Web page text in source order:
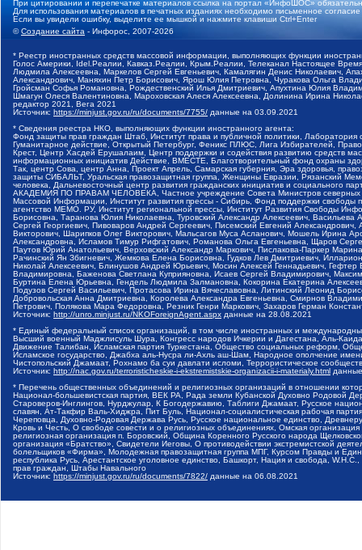
При цитировании и перепечатке материалов ссылка на портал «ИнфоШОС»
Для использования материалов в печатных изданиях необходимо письменное
Если вы увидели ошибку, выделите ее мышкой и нажмите клавиши Ctrl+Enter
©Создание сайта - Инфорос, 2007-2026
* Реестр иностранных средств массовой информации, выполняющих функции
Голос Америки, Idel.Реалии, Кавказ.Реалии, Крым.Реалии, Телеканал Настоящее
Людмила Алексеевна, Маркелов Сергей Евгеньевич, Камалягин Денис Николаевич,
Александрович, Маняхин Петр Борисович, Ярош Юлия Петровна, Чуракова Ольга
Гройсман Софья Романовна, Рождественский Илья Дмитриевич, Апухтина Юлия
Шмагун Олеся Валентиновна, Мароховская Алеся Алексеевна, Долинина Ирина
редактор 2021, Вега 2021
Источник: https://minjust.gov.ru/ru/documents/7755/ данные на 03.09.2021
* Сведения реестра НКО, выполняющих функции иностранного агента:
Фонд защиты прав граждан Штаб, Институт права и публичной политики,
Гуманитарное действие, Открытый Петербург, Феникс ПЛЮС, Лига Избирателей,
Крест, Центр Хасдей Ерушалаим, Центр поддержки и содействия развитию средств
информационных инициатив Действие, ВМЕСТЕ, Благотворительный фонд охраны
Так, центр Сова, центр Анна, Проект Апрель, Самарская губерния, Эра здоровья,
защиты СИБАЛЬТ, Уральская правозащитная группа, Женщины Евразии, Рязанский
человека, Дальневосточный центр развития гражданских инициатив и социального
АКАДЕМИЯ ПО ПРАВАМ ЧЕЛОВЕКА, Частное учреждение Совета Министров северных
Массовой Информации, Институт развития прессы - Сибирь, Фонд поддержки
агентство МЕМО. РУ, Институт региональной прессы, Институт Развития Свободы
Борисовна, Таранова Юлия Николаевна, Туровский Александр Алексеевич,
Сергей Георгиевич, Пивоваров Андрей Сергеевич, Писемский Евгений
Викторович, Шарипков Олег Викторович, Мальсагов Муса Асланович, Мошель Ирина
Александровна, Исламов Тимур Рифгатович, Романова Ольга Евгеньевна, Щаров
Паутов Юрий Анатольевич, Верховский Александр Маркович, Пислакова-Паркер
Рачинский Ян Збигневич, Жемкова Елена Борисовна, Гудков Лев Дмитриевич,
Николай Алексеевич, Блинушов Андрей Юрьевич, Мосин Алексей Геннадьевич,
Владимировна, Баженова Светлана Куприяновна, Исаев Сергей Владимирович,
Буртина Елена Юрьевна, Гендель Людмила Залмановна, Кокорина Екатерина
Подузов Сергей Васильевич, Протасова Ирина Вячеславовна, Литинский Леонид
Добровольская Анна Дмитриевна, Королева Александра Евгеньевна, Смирнов
Петрович, Полякова Мара Федоровна, Резник Генри Маркович, Захаров Герман
Источник: http://unro.minjust.ru/NKOForeignAgent.aspx данные на 28.08.2021
* Единый федеральный список организаций, в том числе иностранных и
Высший военный Маджлисуль Шура, Конгресс народов Ичкерии и Дагестана, Аль-
Движение Талибан, Исламская партия Туркестана, Общество социальных реформ,
Исламское государство, Джабха аль-Нусра ли-Ахль аш-Шам, Народное ополчение
Чистопольский Джамаат, Рохнамо ба суи давлати исломи, Террористическое
Источник: http://nac.gov.ru/terroristicheskie-i-ekstremistskie-organizacii-i-materialy.html
* Перечень общественных объединений и религиозных организаций в отношении
Национал-большевистская партия, ВЕК РА, Рада земли Кубанской Духовно Родовой
Староверов-Инглингов, Нурджулар, К Богодержавию, Таблиги Джамаат, Русское
славян, Ат-Такфир Валь-Хиджра, Пит Буль, Национал-социалистическая рабочая
Череповца, Духовно-Родовая Держава Русь, Русское национальное единство,
Кровь и Честь, О свободе совести и о религиозных объединениях, Омская
религиозная организация п. Боровский, Община Коренного Русского народа
организация «Братство», Свидетели Иеговы, О противодействии экстремистской
болельщиков «Фирма», Молодежная правозащитная группа МПГ, Курсом Правды и
республика Русь, Арестантское уголовное единство, Башкорт, Нация и свобода,
прав граждан, Штабы Навального
Источник: https://minjust.gov.ru/ru/documents/7822/ данные на 06.08.2021